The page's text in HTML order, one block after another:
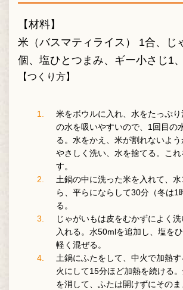
【材料】
米（バスマティライス） 1合、じ
個、塩ひとつまみ、ギー小さじ1
【つくり方】
米をボウルに入れ、水をたっぷ
の水を吸いやすいので、1回目の
る。水をかえ、米が割れないよ
やさしく洗い、水を捨てる。こ
す。
土鍋の中に洗った米を入れて、
ら、平らにならして30分（冬は1
る。
じゃがいもは皮をむかずによく
入れる。水50mlを追加し、塩をひ
軽く混ぜる。
土鍋にふたをして、中火で加熱
火にして15分ほど加熱を続ける
を消して、ふたは開けずにそのま